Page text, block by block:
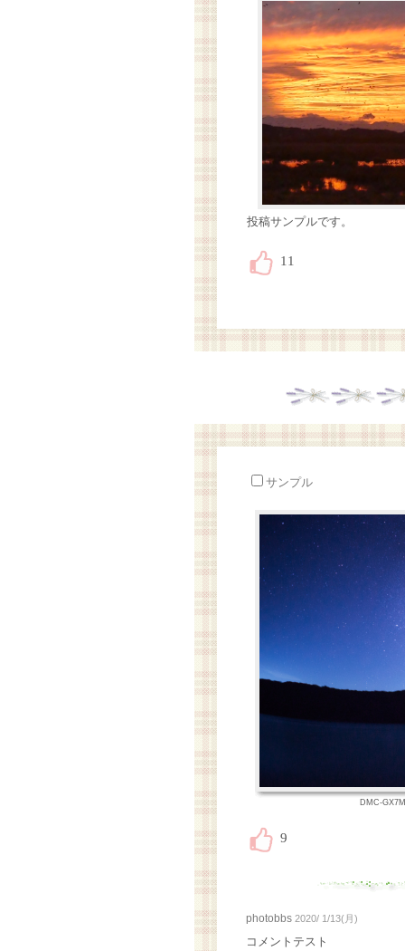
投稿サンプルです。
サンプル
DMC-
photobbs 2020/ 1/13(月)
コメントテスト